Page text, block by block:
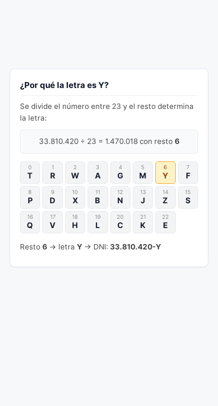
¿Por qué la letra es Y?
Se divide el número entre 23 y el resto determina
la letra:
33.810.420 ÷ 23 = 1.470.018 con resto 6
0
T
1
R
2
W
3
A
4
G
5
M
6
Y
7
F
8
P
9
D
10
X
11
B
12
N
13
J
14
Z
15
S
16
Q
17
V
18
H
19
L
20
C
21
K
22
E
Resto 6 → letra Y → DNI: 33.810.420-Y